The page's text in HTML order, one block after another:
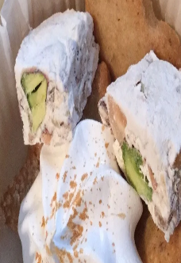
50 min Facile Desserts
#
ail#amande#beurre noisette